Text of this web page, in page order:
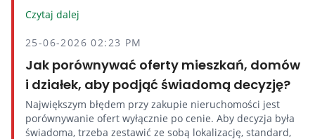
Czytaj dalej
25-06-2026 02:23 PM
Jak porównywać oferty mieszkań, domów
i działek, aby podjąć świadomą decyzję?
Największym błędem przy zakupie nieruchomości jest
porównywanie ofert wyłącznie po cenie. Aby decyzja była
świadoma, trzeba zestawić ze sobą lokalizację, standard,